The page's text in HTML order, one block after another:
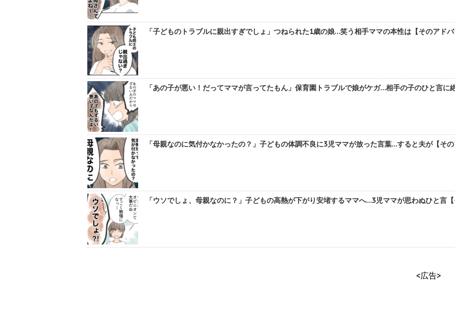
「子どものトラブルに親出すぎでしょ」つねられた1歳の娘…笑う相手ママの本性は【そのアド
「あの子が悪い！だってママが言ってたもん」保育園トラブルで娘がケガ…相手の子のひと言
「母親なのに気付かなかったの？」子どもの体調不良に3児ママが放った言葉…すると夫が【そ
「ウソでしょ、母親なのに？」子どもの高熱が下がり安堵するママへ…3児ママが思わぬひと言
<広告>